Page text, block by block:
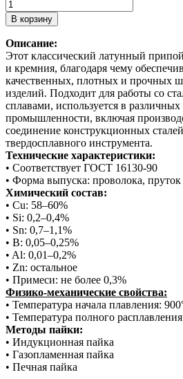
Описание:
Этот классический латунный
и кремния, благодаря чему
качественных, плотных и прочных
изделий. Подходит для работы со
сплавами, используется в различных
промышленности, включая
соединение конструкционных
твердосплавного инструмента.
Технические характеристики:
• Соответствует ГОСТ 16130-90
• Форма выпуска: проволока, пруток
Химический состав:
• Cu: 58–60%
• Si: 0,2–0,4%
• Sn: 0,7–1,1%
• B: 0,05–0,25%
• Al: 0,01–0,2%
• Zn: остальное
• Примеси: не более 0,3%
Физико-механические свойства:
• Температура начала плавления:
• Температура полного
Методы пайки:
• Индукционная пайка
• Газопламенная пайка
• Печная пайка